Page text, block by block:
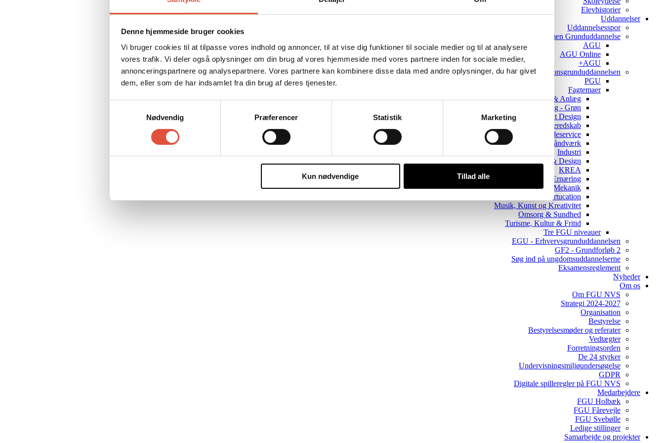
Denne hjemmeside bruger cookies
Vi bruger cookies til at tilpasse vores indhold og annoncer, til at vise dig funktioner til sociale medier og til at analysere
vores trafik. Vi deler også oplysninger om din brug af vores hjemmeside med vores partnere inden for sociale medier,
annonceringspartnere og analysepartnere. Vores partnere kan kombinere disse data med andre oplysninger, du har givet
dem, eller som de har indsamlet fra din brug af deres tjenester.
Nødvendig
Præferencer Statistik Marketing
Kun nødvendige Tillad alle
Elevhistorier
Uddannelser
Uddannelsesspor
AGU - Almen Grunduddannelse
AGU
AGU Online
AGU+
PGU - Produktionsgrunduddannelsen
PGU
Fagtemaer
Byg, Bolig & Anlæg
Byg, Bolig & Anlæg - Grøn
Digitalt Design
Forsvar & Beredskab
Handel & Kundeservice
Håndværk+
Industri
Kunst & Design+
KREA
Mad & Ernæring
Motor & Mekanik
Motor & Mekanik - Sportucation
Musik, Kunst og Kreativitet
Omsorg & Sundhed
Turisme, Kultur & Fritid
Tre FGU niveauer
EGU - Erhvervsgrunduddannelsen
GF2 - Grundforløb 2
Søg ind på ungdomsuddannelserne
Eksamensreglement
Nyheder
Om os
Om FGU NVS
Strategi 2024-2027
Organisation
Bestyrelse
Bestyrelsesmøder og referater
Vedtægter
Forretningsorden
De 24 styrker
Undervisningsmiljøundersøgelse
GDPR
Digitale spilleregler på FGU NVS
Medarbejdere
FGU Holbæk
FGU Fårevejle
FGU Svebølle
Ledige stillinger
Samarbejde og projekter